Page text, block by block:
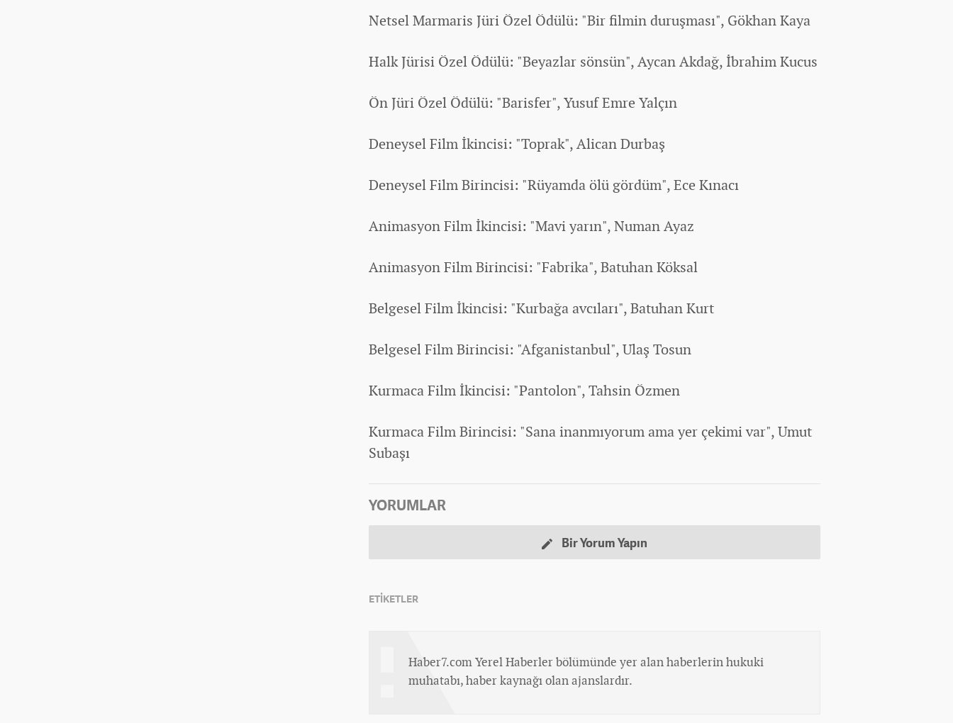
Netsel Marmaris Jüri Özel Ödülü: "Bir filmin duruşması", Gökhan Kaya
Halk Jürisi Özel Ödülü: "Beyazlar sönsün", Aycan Akdağ, İbrahim Kucus
Ön Jüri Özel Ödülü: "Barisfer", Yusuf Emre Yalçın
Deneysel Film İkincisi: "Toprak", Alican Durbaş
Deneysel Film Birincisi: "Rüyamda ölü gördüm", Ece Kınacı
Animasyon Film İkincisi: "Mavi yarın", Numan Ayaz
Animasyon Film Birincisi: "Fabrika", Batuhan Köksal
Belgesel Film İkincisi: "Kurbağa avcıları", Batuhan Kurt
Belgesel Film Birincisi: "Afganistanbul", Ulaş Tosun
Kurmaca Film İkincisi: "Pantolon", Tahsin Özmen
Kurmaca Film Birincisi: "Sana inanmıyorum ama yer çekimi var", Umut
Subaşı
YORUMLAR
Bir Yorum Yapın
ETİKETLER
Haber7.com Yerel Haberler bölümünde yer alan haberlerin hukuki
muhatabı, haber kaynağı olan ajanslardır.